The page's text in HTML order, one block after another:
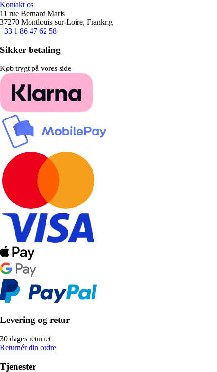
Kontakt os
11 rue Bernard Maris
37270 Montlouis-sur-Loire, Frankrig
+33 1 86 47 62 58
Sikker betaling
Køb trygt på vores side
Levering og retur
30 dages returret
Returnér din ordre
Tjenester